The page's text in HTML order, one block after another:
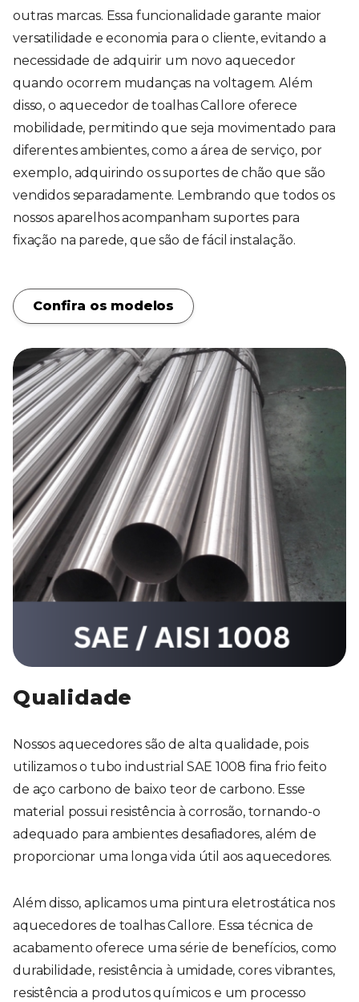
outras marcas. Essa funcionalidade garante maior
versatilidade e economia para o cliente, evitando a
necessidade de adquirir um novo aquecedor
quando ocorrem mudanças na voltagem. Além
disso, o aquecedor de toalhas Callore oferece
mobilidade, permitindo que seja movimentado para
diferentes ambientes, como a área de serviço, por
exemplo, adquirindo os suportes de chão que são
vendidos separadamente. Lembrando que todos os
nossos aparelhos acompanham suportes para
fixação na parede, que são de fácil instalação.
Confira os modelos
Qualidade
Nossos aquecedores são de alta qualidade, pois
utilizamos o tubo industrial SAE 1008 fina frio feito
de aço carbono de baixo teor de carbono. Esse
material possui resistência à corrosão, tornando-o
adequado para ambientes desafiadores, além de
proporcionar uma longa vida útil aos aquecedores.
Além disso, aplicamos uma pintura eletrostática nos
aquecedores de toalhas Callore. Essa técnica de
acabamento oferece uma série de benefícios, como
durabilidade, resistência à umidade, cores vibrantes,
resistência a produtos químicos e um processo